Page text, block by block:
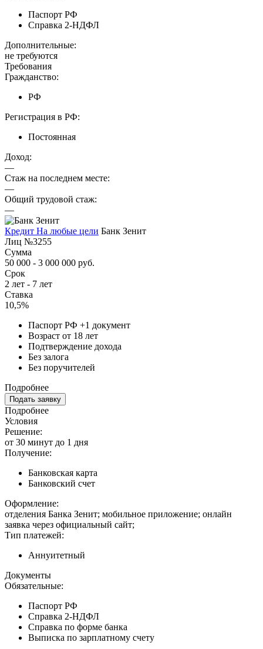
Паспорт РФ
Справка 2-НДФЛ
Дополнительные:
не требуются
Требования
Гражданство:
РФ
Регистрация в РФ:
Постоянная
Доход:
—
Стаж на последнем месте:
—
Общий трудовой стаж:
—
Кредит На любые цели Банк Зенит
Лиц №3255
Сумма
50 000 - 3 000 000 руб.
Срок
2 лет - 7 лет
Ставка
10,5%
Паспорт РФ +1 документ
Возраст от 18 лет
Подтверждение дохода
Без залога
Без поручителей
Подробнее
Подать заявку
Подробнее
Условия
Решение:
от 30 минут до 1 дня
Получение:
Банковская карта
Банковский счет
Оформление:
отделения Банка Зенит; мобильное приложение; онлайн
заявка через официальный сайт;
Тип платежей:
Аннуитетный
Документы
Обязательные:
Паспорт РФ
Справка 2-НДФЛ
Справка по форме банка
Выписка по зарплатному счету